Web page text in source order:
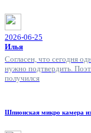
2026-06-25
Илья
Согласен, что сегодня
нужно подтвердить.
получился
Шпионская микро камера из